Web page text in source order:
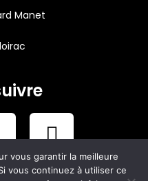
Manet
vous garantir la meilleure
vous continuez à utiliser ce